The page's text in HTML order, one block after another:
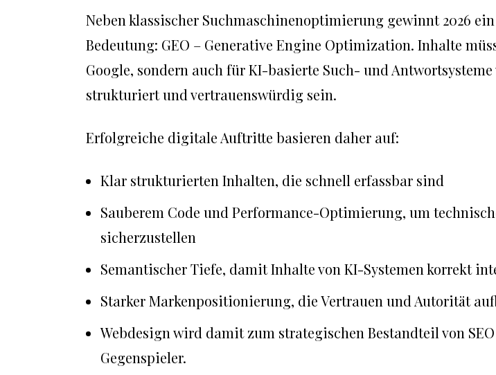
Neben klassischer Suchmaschinenoptimierung gewinnt 2026
Bedeutung: GEO – Generative Engine Optimization. Inhalte
Google, sondern auch für KI-basierte Such- und
strukturiert und vertrauenswürdig sein.
Erfolgreiche digitale Auftritte basieren daher auf:
Klar strukturierten Inhalten, die schnell erfassbar sind
Sauberem Code und Performance-Optimierung, um
sicherzustellen
Semantischer Tiefe, damit Inhalte von KI-Systemen korrekt
Starker Markenpositionierung, die Vertrauen und Autorität
Webdesign wird damit zum strategischen Bestandteil von
Gegenspieler.